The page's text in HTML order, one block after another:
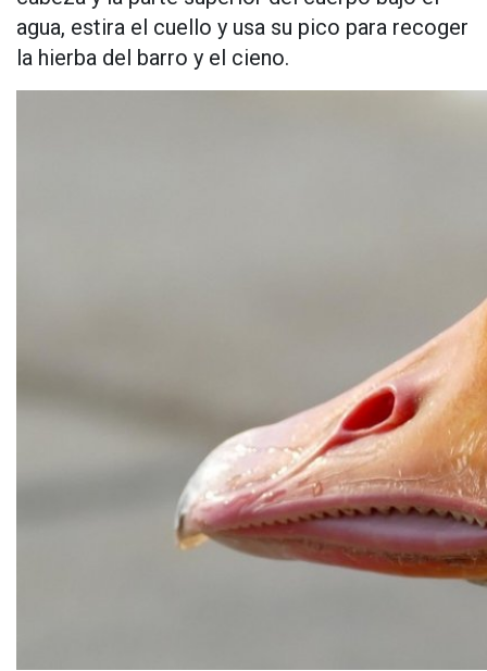
agua, estira el cuello y usa su pico para recoger
la hierba del barro y el cieno.